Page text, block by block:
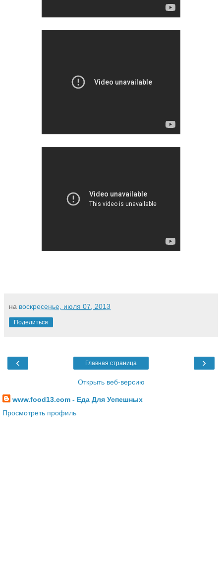
на воскресенье, июля 07, 2013
Поделиться
‹ ›
Главная страница
Открыть веб-версию
www.food13.com - Еда Для Успешных
Просмотреть профиль